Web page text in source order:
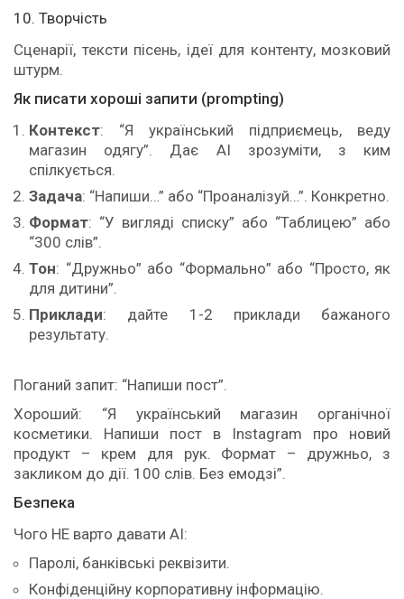
10. Творчість
Сценарії, тексти пісень, ідеї для контенту, мозковий
штурм.
Як писати хороші запити (prompting)
Контекст: “Я український підприємець, веду
магазин одягу”. Дає AI зрозуміти, з ким
спілкується.
Задача: “Напиши…” або “Проаналізуй…”. Конкретно.
Формат: “У вигляді списку” або “Таблицею” або
“300 слів”.
Тон: “Дружньо” або “Формально” або “Просто, як
для дитини”.
Приклади: дайте 1-2 приклади бажаного
результату.
Поганий запит: “Напиши пост”.
Хороший: “Я український магазин органічної
косметики. Напиши пост в Instagram про новий
продукт – крем для рук. Формат – дружньо, з
закликом до дії. 100 слів. Без емодзі”.
Безпека
Чого НЕ варто давати AI:
Паролі, банківські реквізити.
Конфіденційну корпоративну інформацію.